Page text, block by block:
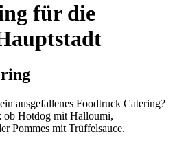
für die
ausgefallenes Foodtruck Catering?
ob Hotdog mit Halloumi,
Pommes mit Trüffelsauce.